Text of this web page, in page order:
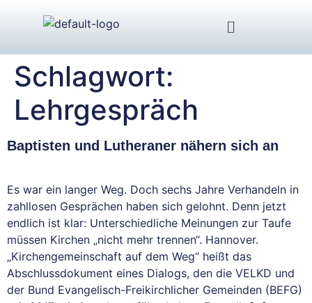
Schlagwort:
Lehrgespräch
Baptisten und Lutheraner nähern sich an
Es war ein langer Weg. Doch sechs Jahre Verhandeln in
zahllosen Gesprächen haben sich gelohnt. Denn jetzt
endlich ist klar: Unterschiedliche Meinungen zur Taufe
müssen Kirchen „nicht mehr trennen“. Hannover.
„Kirchengemeinschaft auf dem Weg“ heißt das
Abschlussdokument eines Dialogs, den die VELKD und
der Bund Evangelisch-Freikirchlicher Gemeinden (BEFG)